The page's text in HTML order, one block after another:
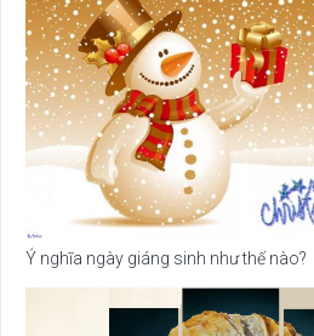
Ý nghĩa ngày giáng sinh như thế nào?